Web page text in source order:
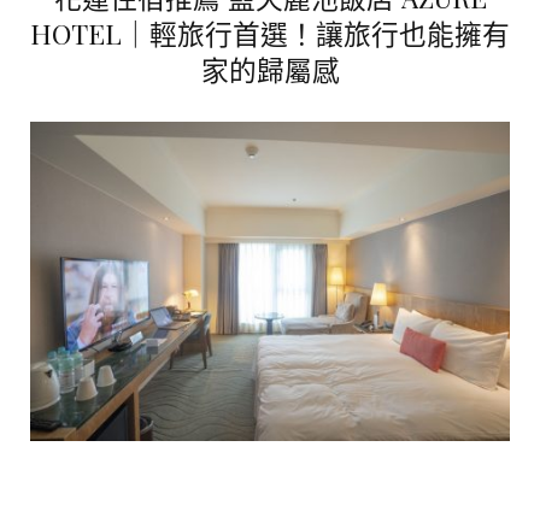
HOTEL｜輕旅行首選！讓旅行也能擁有
家的歸屬感